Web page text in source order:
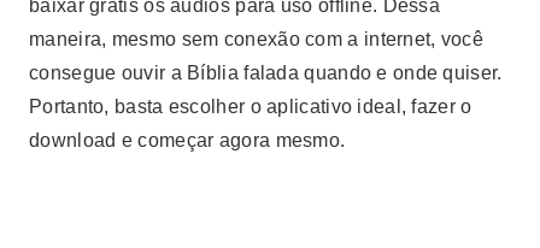
baixar grátis os áudios para uso offline. Dessa
maneira, mesmo sem conexão com a internet, você
consegue ouvir a Bíblia falada quando e onde quiser.
Portanto, basta escolher o aplicativo ideal, fazer o
download e começar agora mesmo.